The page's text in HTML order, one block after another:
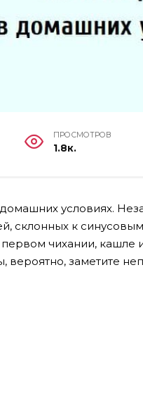
ПРОСМОТРОВ
1.8к.
условиях.
склонных к
чихании, кашле
вероятно, заметите